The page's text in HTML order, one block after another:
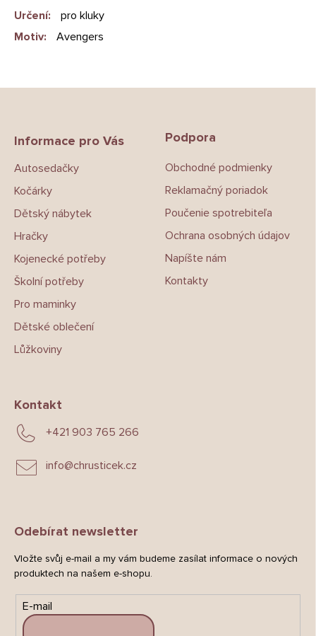
Určení:
pro kluky
Motiv: Avengers
Informace pro Vás
Autosedačky
Kočárky
Dětský nábytek
Hračky
Kojenecké potřeby
Školní potřeby
Pro maminky
Dětské oblečení
Lůžkoviny
Podpora
Obchodné podmienky
Reklamačný poriadok
Poučenie spotrebiteľa
Ochrana osobných údajov
Napíšte nám
Kontakty
Kontakt
info@chrusticek.cz
+421 903 765 266
Odebírat newsletter
Vložte svůj e-mail a my vám budeme zasílat informace o nových
produktech na našem e-shopu.
E-mail